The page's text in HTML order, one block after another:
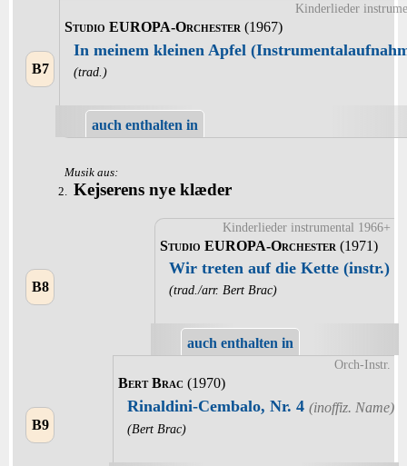
B7
Kinderlieder
Studio EUROPA-Orchester (1967)
In meinem kleinen Apfel
(trad.)
auch enthalten in
Musik aus:
2.
Kejserens nye klæder
B8
Kinderlieder instrumental 1966+
Studio EUROPA-Orchester (1971)
Wir treten auf die Kette (instr.)
(trad./arr. Bert Brac)
auch enthalten in
B9
Orch-Instr.
Bert Brac (1970)
Rinaldini-Cembalo, Nr. 4
(Bert Brac)